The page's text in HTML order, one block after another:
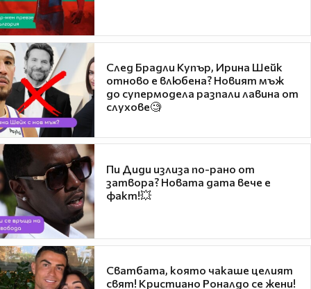
След Брадли Купър, Ирина Шейк
отново е влюбена? Новият мъж
до супермодела разпали лавина от
слухове🧐
Пи Диди излиза по-рано от
затвора? Новата дата вече е
факт!💥
Сватбата, която чакаше целият
свят! Кристиано Роналдо се жени!